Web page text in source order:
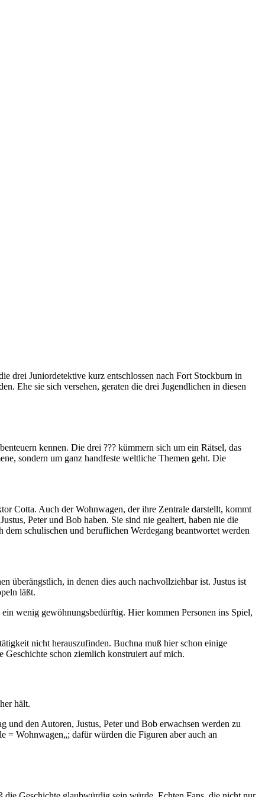
drei Juniordetektive kurz entschlossen nach Fort Stockburn in
Ehe sie sich versehen, geraten die drei Jugendlichen in diesen
kennen. Die drei ??? kümmern sich um ein Rätsel, das
sondern um ganz handfeste weltliche Themen geht. Die
Cotta. Auch der Wohnwagen, der ihre Zentrale darstellt, kommt
Peter und Bob haben. Sie sind nie gealtert, haben nie die
schulischen und beruflichen Werdegang beantwortet werden
überängstlich, in denen dies auch nachvollziehbar ist. Justus ist
läßt.
wenig gewöhnungsbedürftig. Hier kommen Personen ins Spiel,
nicht herauszufinden. Buchna muß hier schon einige
schon ziemlich konstruiert auf mich.
hält.
und den Autoren, Justus, Peter und Bob erwachsen werden zu
= Wohnwagen„; dafür würden die Figuren aber auch an